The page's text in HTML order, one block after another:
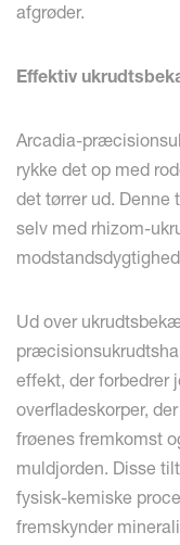
afgrøder.
Effektiv
Arcadia-
rykke det op med
det tørrer ud.
selv med rhizom-
Ud over
effekt, der forbedrer
overfladeskorper,
frøenes fremkomst
muldjorden. Disse
fysisk-kemiske
fremskynder